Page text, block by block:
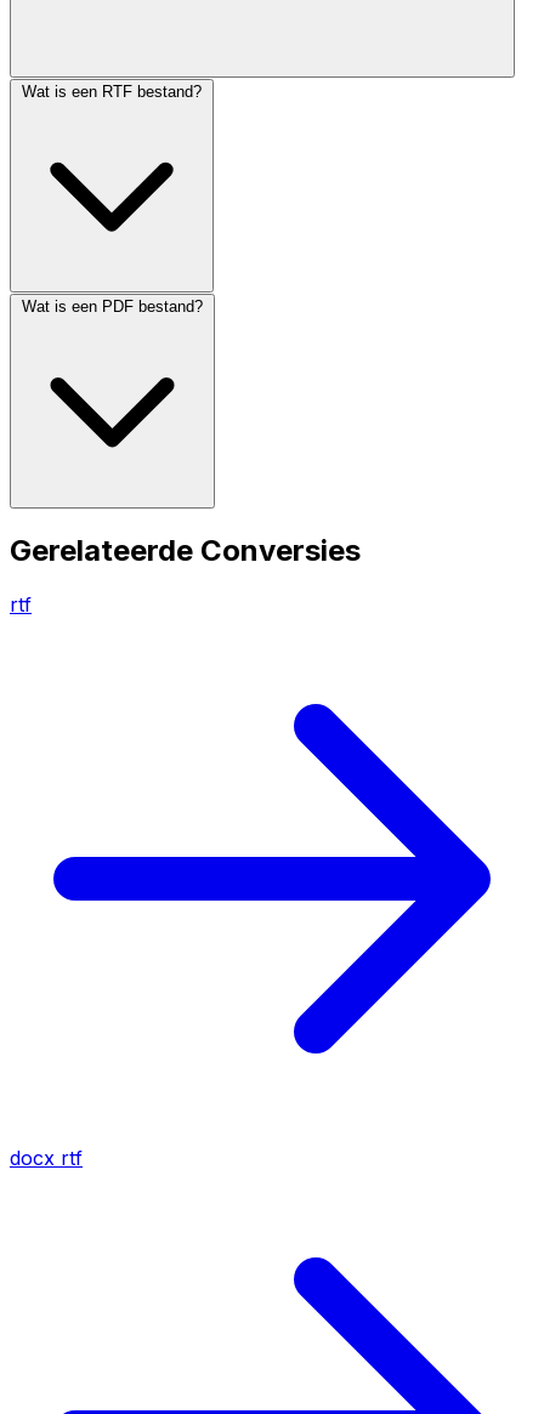
Wat is een RTF bestand?
Wat is een PDF bestand?
Gerelateerde Conversies
rtf
docx rtf